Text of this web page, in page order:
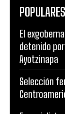
POPULARES
El
detenido
Ayotzinapa
Selección